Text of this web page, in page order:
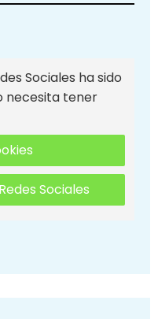
Sociales ha sido
necesita tener
Sociales